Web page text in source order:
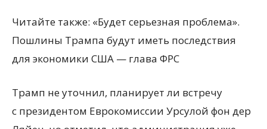
Читайте также: «Будет серьезная проблема».
Пошлины Трампа будут иметь последствия
для экономики США — глава ФРС
Трамп не уточнил, планирует ли встречу
с президентом Еврокомиссии Урсулой фон дер